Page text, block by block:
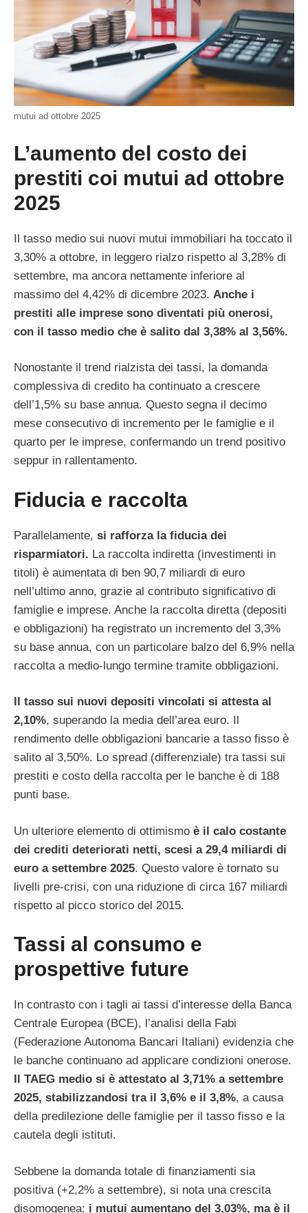
mutui ad ottobre 2025
L’aumento del costo dei
prestiti coi mutui ad ottobre
2025
Il tasso medio sui nuovi mutui immobiliari ha toccato il
3,30% a ottobre, in leggero rialzo rispetto al 3,28% di
settembre, ma ancora nettamente inferiore al
massimo del 4,42% di dicembre 2023. Anche i
prestiti alle imprese sono diventati più onerosi,
con il tasso medio che è salito dal 3,38% al 3,56%.
Nonostante il trend rialzista dei tassi, la domanda
complessiva di credito ha continuato a crescere
dell’1,5% su base annua. Questo segna il decimo
mese consecutivo di incremento per le famiglie e il
quarto per le imprese, confermando un trend positivo
seppur in rallentamento.
Fiducia e raccolta
Parallelamente, si rafforza la fiducia dei
risparmiatori. La raccolta indiretta (investimenti in
titoli) è aumentata di ben 90,7 miliardi di euro
nell’ultimo anno, grazie al contributo significativo di
famiglie e imprese. Anche la raccolta diretta (depositi
e obbligazioni) ha registrato un incremento del 3,3%
su base annua, con un particolare balzo del 6,9% nella
raccolta a medio-lungo termine tramite obbligazioni.
Il tasso sui nuovi depositi vincolati si attesta al
2,10%, superando la media dell’area euro. Il
rendimento delle obbligazioni bancarie a tasso fisso è
salito al 3,50%. Lo spread (differenziale) tra tassi sui
prestiti e costo della raccolta per le banche è di 188
punti base.
Un ulteriore elemento di ottimismo è il calo costante
dei crediti deteriorati netti, scesi a 29,4 miliardi di
euro a settembre 2025. Questo valore è tornato su
livelli pre-crisi, con una riduzione di circa 167 miliardi
rispetto al picco storico del 2015.
Tassi al consumo e
prospettive future
In contrasto con i tagli ai tassi d’interesse della Banca
Centrale Europea (BCE), l’analisi della Fabi
(Federazione Autonoma Bancari Italiani) evidenzia che
le banche continuano ad applicare condizioni onerose.
Il TAEG medio si è attestato al 3,71% a settembre
2025, stabilizzandosi tra il 3,6% e il 3,8%, a causa
della predilezione delle famiglie per il tasso fisso e la
cautela degli istituti.
Sebbene la domanda totale di finanziamenti sia
positiva (+2,2% a settembre), si nota una crescita
disomogenea: i mutui aumentano del 3,03%, ma è il